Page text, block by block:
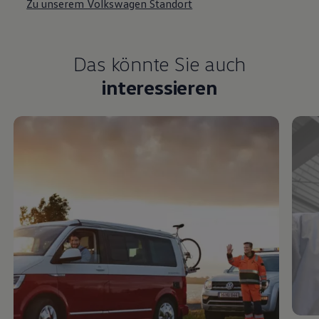
Zu unserem Volkswagen Standort
Das könnte Sie auch
interessieren